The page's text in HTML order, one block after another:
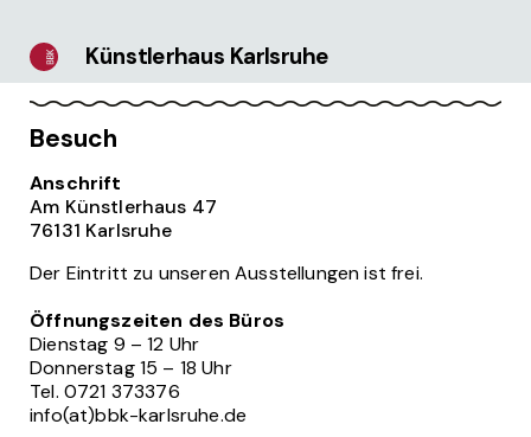
Künstlerhaus Karlsruhe
Besuch
Anschrift
Am Künstlerhaus 47
76131 Karlsruhe
Der Eintritt zu unseren Ausstellungen ist frei.
Öffnungszeiten des Büros
Dienstag 9 – 12 Uhr
Donnerstag 15 – 18 Uhr
Tel. 0721 373376
info(at)bbk-karlsruhe.de